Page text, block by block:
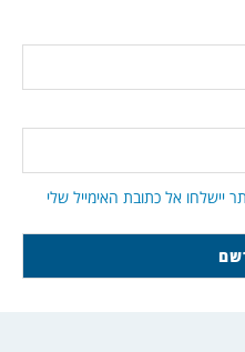
יישלחו אל כתובת האימייל שלי